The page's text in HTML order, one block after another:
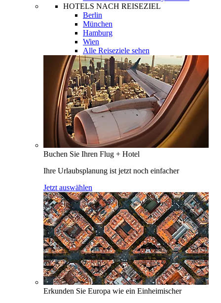
HOTELS NACH REISEZIEL
Berlin
München
Hamburg
Wien
Alle Reiseziele sehen
Buchen Sie Ihren Flug + Hotel
Ihre Urlaubsplanung ist jetzt noch einfacher
Jetzt auswählen
Erkunden Sie Europa wie ein Einheimischer